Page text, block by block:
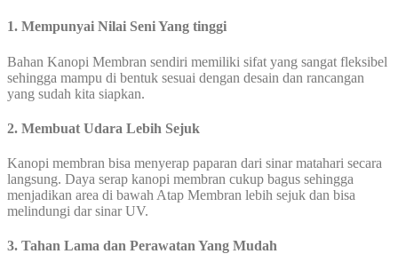
1. Mempunyai Nilai Seni Yang tinggi
Bahan Kanopi Membran sendiri memiliki sifat yang sangat fleksibel
sehingga mampu di bentuk sesuai dengan desain dan rancangan
yang sudah kita siapkan.
2. Membuat Udara Lebih Sejuk
Kanopi membran bisa menyerap paparan dari sinar matahari secara
langsung. Daya serap kanopi membran cukup bagus sehingga
menjadikan area di bawah Atap Membran lebih sejuk dan bisa
melindungi dar sinar UV.
3. Tahan Lama dan Perawatan Yang Mudah